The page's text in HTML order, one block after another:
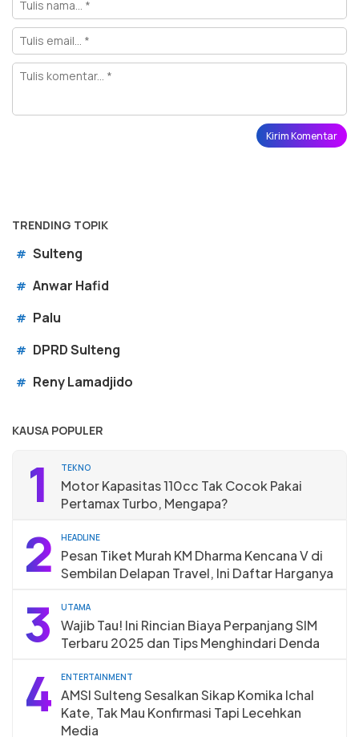
TRENDING TOPIK
# Sulteng
# Anwar Hafid
# Palu
# DPRD Sulteng
# Reny Lamadjido
KAUSA POPULER
1 TEKNO
Motor Kapasitas 110cc Tak Cocok Pakai
Pertamax Turbo, Mengapa?
2 HEADLINE
Pesan Tiket Murah KM Dharma Kencana V di
Sembilan Delapan Travel, Ini Daftar Harganya
3 UTAMA
Wajib Tau! Ini Rincian Biaya Perpanjang SIM
Terbaru 2025 dan Tips Menghindari Denda
4 ENTERTAINMENT
AMSI Sulteng Sesalkan Sikap Komika Ichal
Kate, Tak Mau Konfirmasi Tapi Lecehkan
Media